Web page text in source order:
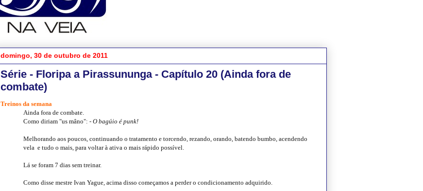
domingo, 30 de outubro de 2011
Série - Floripa a Pirassununga - Capítulo 20 (Ainda fora de
combate)
Treinos da semana
Ainda fora de combate.
Como diriam "us mâno": -O bagúio é punk!
Melhorando aos poucos, continuando o tratamento e torcendo, rezando, orando, batendo bumbo, acendendo
vela e tudo o mais, para voltar à ativa o mais rápido possível.
Lá se foram 7 dias sem treinar.
Como disse mestre Ivan Yague, acima disso começamos a perder o condicionamento adquirido.